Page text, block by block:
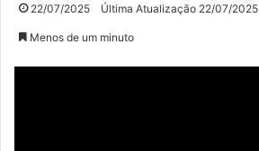
22/07/2025 Última Atualização 22/07/2025
Menos de um minuto